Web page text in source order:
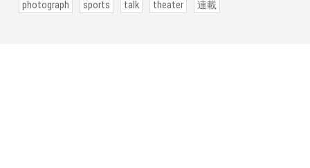
photograph
sports talk theater 連載